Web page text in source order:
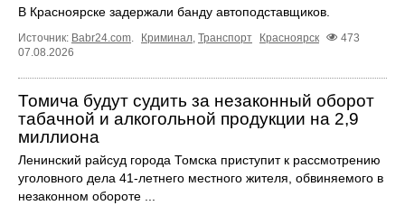
В Красноярске задержали банду автоподставщиков.
Источник: Babr24.com. Криминал, Транспорт Красноярск
473
07.08.2026
Томича будут судить за незаконный оборот
табачной и алкогольной продукции на 2,9
миллиона
Ленинский райсуд города Томска приступит к рассмотрению
уголовного дела 41-летнего местного жителя, обвиняемого в
незаконном обороте ...